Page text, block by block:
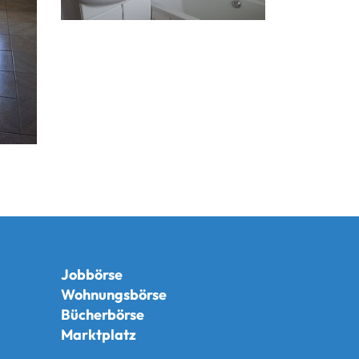
Jobbörse
Wohnungsbörse
Bücherbörse
Marktplatz